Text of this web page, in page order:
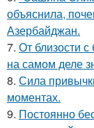
объяснила,
Азербайджан.
7. От близости
на самом деле
8. Сила
моментах.
9. Постоянно